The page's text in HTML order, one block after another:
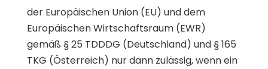
der Europäischen Union (EU) und dem
Europäischen Wirtschaftsraum (EWR)
gemäß § 25 TDDDG (Deutschland) und § 165
TKG (Österreich) nur dann zulässig, wenn ein